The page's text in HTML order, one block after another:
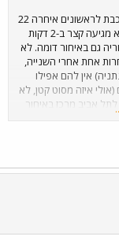
היום היו איחורים קטסטרופליים ברכבת הרכבת לראשונים איחרה 22
דקות (למעשה 24, כי הזמן התפעולי שבו היא מגיעה קצר ב-2 דקות
גם באיחור דומה. לא
אחת אחרי השנייה,
אין להם אפילו
איזה מסוט קטן, לא
אביב מרכז באיחור
הרכבת מהקו של בועז